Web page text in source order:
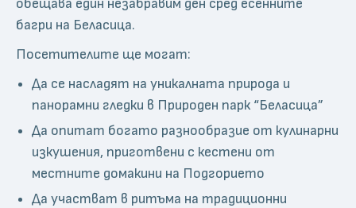
обещава един незабравим ден сред есенните
багри на Беласица.
Посетителите ще могат:
Да се насладят на уникалната природа и
панорамни гледки в Природен парк “Беласица”
Да опитат богато разнообразие от кулинарни
изкушения, приготвени с кестени от
местните домакини на Подгорието
Да участват в ритъма на традиционни